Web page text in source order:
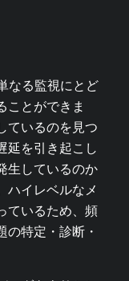
なる監視にとど
ことができま
ているのを見つ
延を引き起こし
生しているのか
ハイレベルなメ
ているため、頻
の特定・診断・